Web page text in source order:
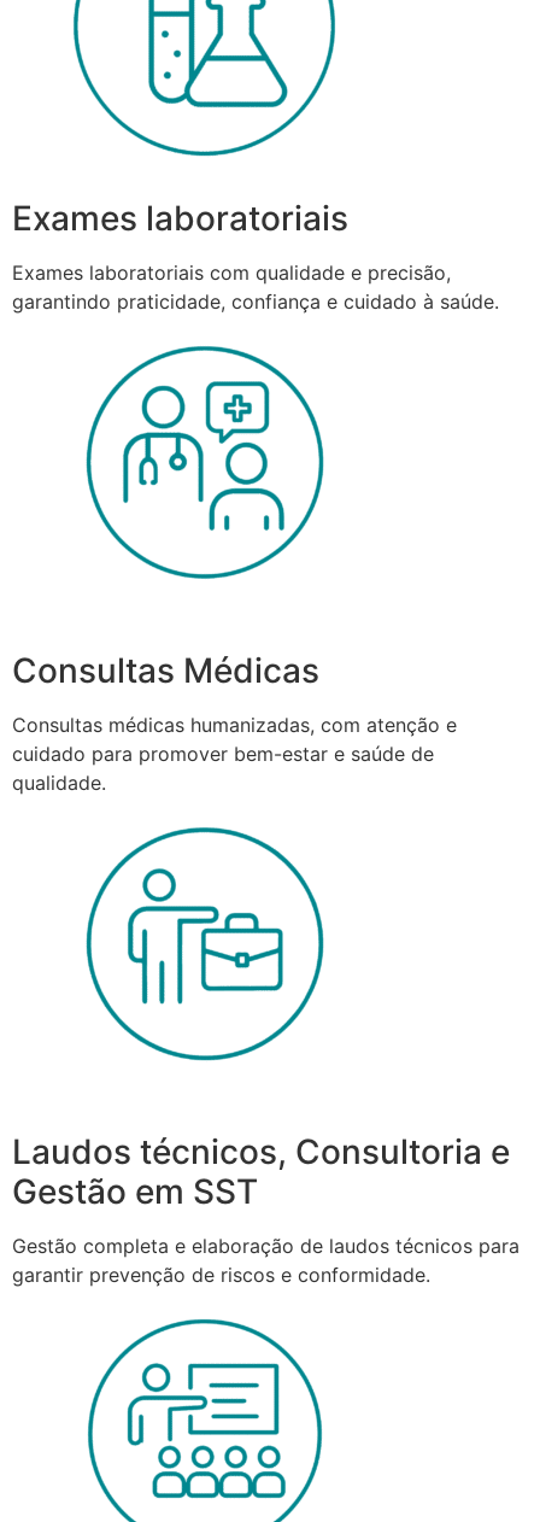
Exames laboratoriais
Exames laboratoriais com qualidade e precisão,
garantindo praticidade, confiança e cuidado à saúde.
Consultas Médicas
Consultas médicas humanizadas, com atenção e
cuidado para promover bem-estar e saúde de
qualidade.
Laudos técnicos, Consultoria e
Gestão em SST
Gestão completa e elaboração de laudos técnicos para
garantir prevenção de riscos e conformidade.